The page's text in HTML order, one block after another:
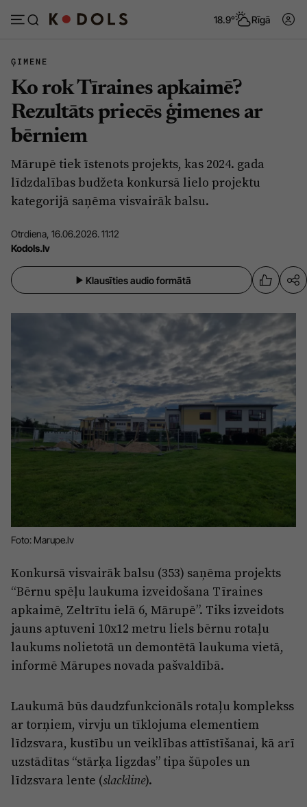
18.9° Rīgā
Abonēt Pieslēgties
Ziņas
Politika
Pašvaldības
Veselība
Ģimene
Vide
Viedokļi
Dzīve un ticība
Sarunas
Pasākumi
Ādaži
Sigulda
Jūrmala
Projekti
Mediju atbalsta fonds
Zivju fonds
Iedvesmai nav vecuma
Kodols
Kontakti
Reklāma
Par laikrakstu
Privātuma politika
Lietošanas noteikumi
Pārredzamības paziņojumi
Sludinājumi
ĢIMENE
Ko rok Tīraines apkaimē?
Rezultāts priecēs ģimenes ar
bērniem
Mārupē tiek īstenots projekts, kas 2024. gada
līdzdalības budžeta konkursā lielo projektu
kategorijā saņēma visvairāk balsu.
Otrdiena, 16.06.2026. 11:12
Kodols.lv
Klausīties audio formātā
Foto: Marupe.lv
Konkursā visvairāk balsu (353) saņēma projekts
“Bērnu spēļu laukuma izveidošana Tīraines
apkaimē, Zeltrītu ielā 6, Mārupē”. Tiks izveidots
jauns aptuveni 10x12 metru liels bērnu rotaļu
laukums nolietotā un demontētā laukuma vietā,
informē Mārupes novada pašvaldībā.
Laukumā būs daudzfunkcionāls rotaļu komplekss
ar torņiem, virvju un tīklojuma elementiem
līdzsvara, kustību un veiklības attīstīšanai, kā arī
uzstādītas “stārķa ligzdas” tipa šūpoles un
līdzsvara lente (slackline).